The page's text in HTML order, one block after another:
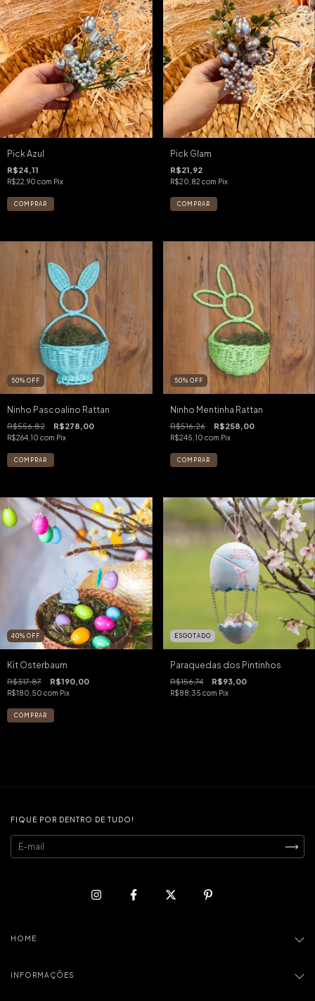
Pick Azul
R$24,11
R$22,90 com Pix
Pick Glam
R$21,92
R$20,82 com Pix
50% OFF
Ninho Pascoalino Rattan
R$556,82 R$278,00
R$264,10 com Pix
50% OFF
Ninho Mentinha Rattan
R$516,26 R$258,00
R$245,10 com Pix
40% OFF
Kit Osterbaum
R$317,87 R$190,00
R$180,50 com Pix
ESGOTADO
Paraquedas dos Pintinhos
R$156,74 R$93,00
R$88,35 com Pix
FIQUE POR DENTRO DE TUDO!
HOME
INFORMAÇÕES